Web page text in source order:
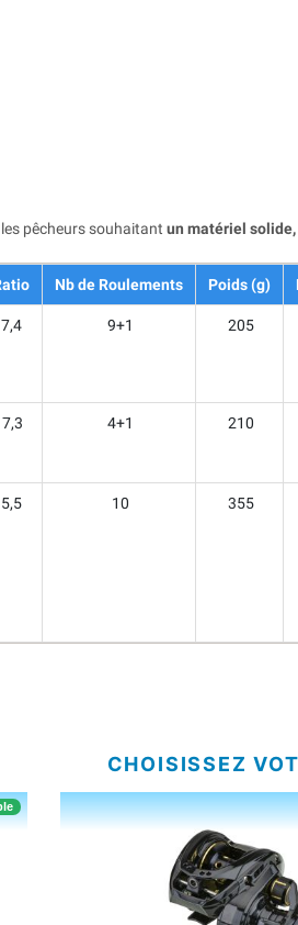
pêcheurs souhaitant un matériel
Nb de Roulements Poids (g)
7,4 9+1 205
7,3 4+1 210
5,5 10 355
CHOISISSEZ